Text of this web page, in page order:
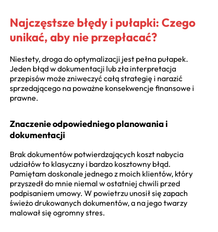
Najczęstsze błędy i pułapki: Czego
unikać, aby nie przepłacać?
Niestety, droga do optymalizacji jest pełna pułapek.
Jeden błąd w dokumentacji lub zła interpretacja
przepisów może zniweczyć całą strategię i narazić
sprzedającego na poważne konsekwencje finansowe i
prawne.
Znaczenie odpowiedniego planowania i
dokumentacji
Brak dokumentów potwierdzających koszt nabycia
udziałów to klasyczny i bardzo kosztowny błąd.
Pamiętam doskonale jednego z moich klientów, który
przyszedł do mnie niemal w ostatniej chwili przed
podpisaniem umowy. W powietrzu unosił się zapach
świeżo drukowanych dokumentów, a na jego twarzy
malował się ogromny stres.